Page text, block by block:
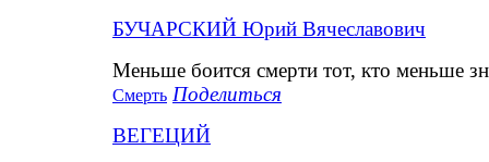
БУЧАРСКИЙ Юрий Вячеславович
Меньше боится смерти тот, кто меньше
Смерть Поделиться
ВЕГЕЦИЙ